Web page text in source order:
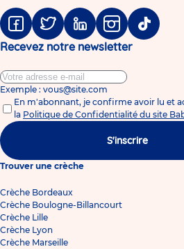
FacebookTwitter LinkedinInstagramTiktok
Recevez notre newsletter
Exemple : vous@site.com
En m'abonnant, je confirme avoir lu et
la Politique de Confidentialité du site
S'inscrire
Trouver une crèche
Crèche Bordeaux
Crèche Boulogne-Billancourt
Crèche Lille
Crèche Lyon
Crèche Marseille